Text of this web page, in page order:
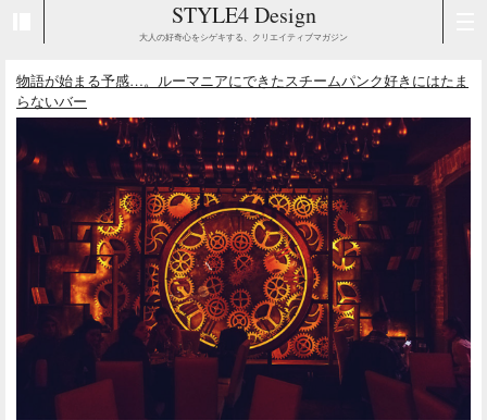
STYLE4 Design
大人の好奇心をシゲキする、クリエイティブマガジン
物語が始まる予感…。ルーマニアにできたスチームパンク好きにはたま
らないバー